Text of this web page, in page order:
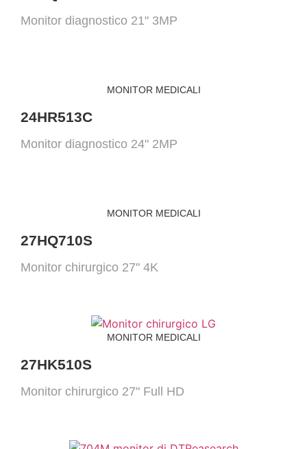
Monitor diagnostico 21" 3MP
MONITOR MEDICALI
24HR513C
Monitor diagnostico 24" 2MP
MONITOR MEDICALI
27HQ710S
Monitor chirurgico 27" 4K
MONITOR MEDICALI
27HK510S
Monitor chirurgico 27" Full HD